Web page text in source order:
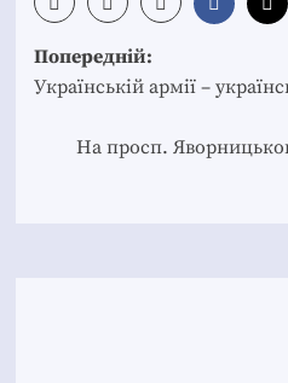
Post
navigation
Попередній:
Українській армії –
На просп.